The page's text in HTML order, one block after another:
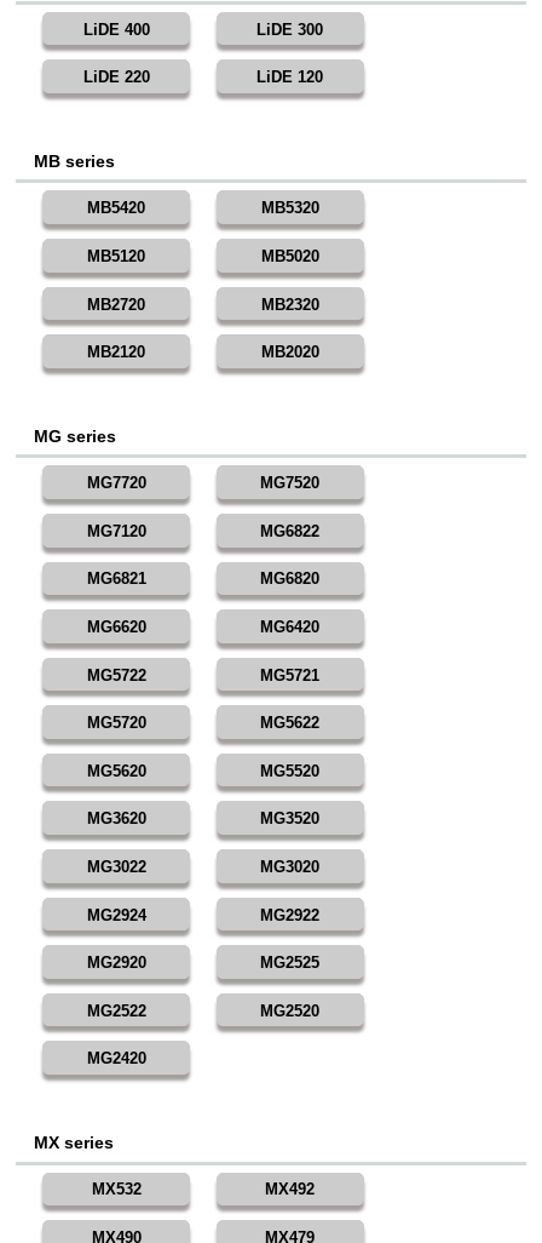
LiDE 400 LiDE 300
LiDE 220 LiDE 120
MB series
MB5420 MB5320
MB5120 MB5020
MB2720 MB2320
MB2120 MB2020
MG series
MG7720 MG7520
MG7120 MG6822
MG6821 MG6820
MG6620 MG6420
MG5722 MG5721
MG5720 MG5622
MG5620 MG5520
MG3620 MG3520
MG3022 MG3020
MG2924 MG2922
MG2920 MG2525
MG2522 MG2520
MG2420
MX series
MX532 MX492
MX490 MX479